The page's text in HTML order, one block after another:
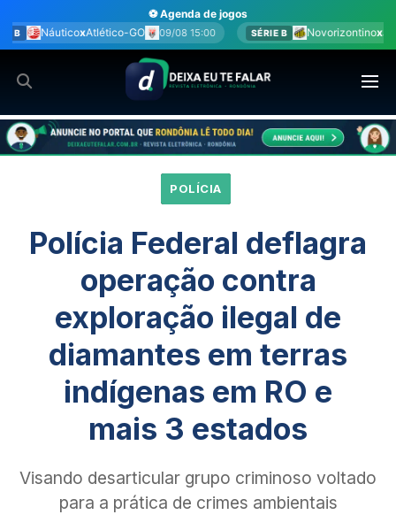
para
o
conteúdo
⚽ Agenda de jogos
GO
09/08 15:00 SÉRIE B NovorizontinoxJuventude 09/08 15:00
POLÍCIA
Polícia Federal deflagra
operação contra
exploração ilegal de
diamantes em terras
indígenas em RO e
mais 3 estados
Visando desarticular grupo criminoso voltado
para a prática de crimes ambientais